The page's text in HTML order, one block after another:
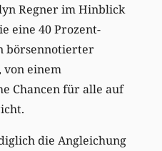
Regner im Hinblick
eine 40 Prozent-
börsennotierter
einem
Chancen für alle auf
die Angleichung